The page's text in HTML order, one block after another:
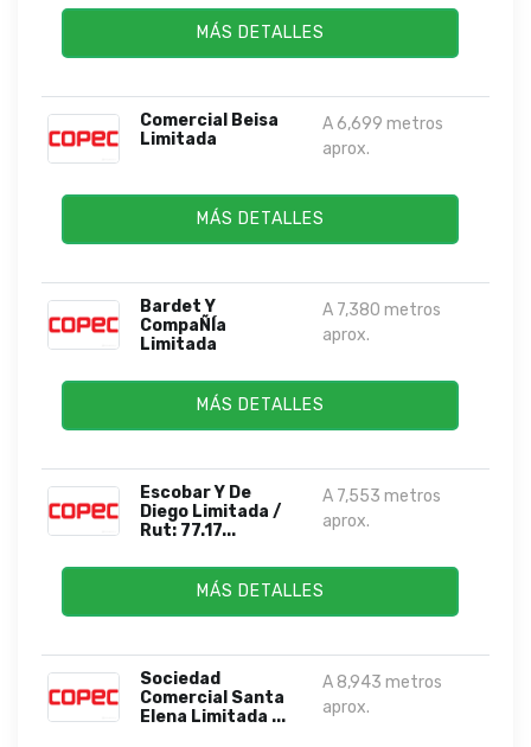
MÁS DETALLES
Comercial Beisa
Limitada
A 6,699 metros
aprox.
MÁS DETALLES
Bardet Y
CompaÑÍa
Limitada
A 7,380 metros
aprox.
MÁS DETALLES
Escobar Y De
Diego Limitada /
Rut: 77.17...
A 7,553 metros
aprox.
MÁS DETALLES
Sociedad
Comercial Santa
Elena Limitada ...
A 8,943 metros
aprox.